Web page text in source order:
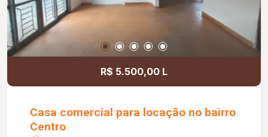
contemporânea com ripado em esquadria; Boiler
de 600 litros com sistema de aquecimento solar;
Localização privilegiada na avenida principal do
condomínio, com vista para o paisagismo central.
Informações complementares: Previsão de
conclusão da obra: outubro de 2026.
R$ 5.500,00 L
Casa comercial para locação no bairro
Centro